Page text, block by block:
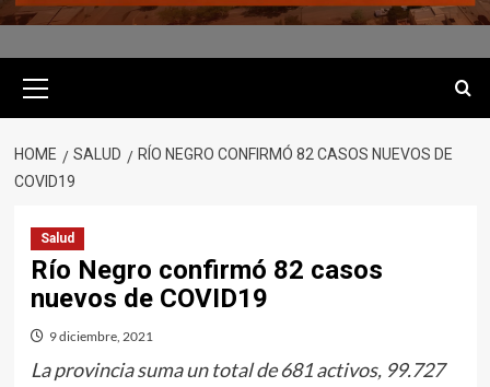
Menu
HOME SALUD
RÍO NEGRO CONFIRMÓ 82 CASOS NUEVOS DE
COVID19
Salud
Río Negro confirmó 82 casos
nuevos de COVID19
9 diciembre, 2021
La provincia suma un total de 681 activos, 99.727